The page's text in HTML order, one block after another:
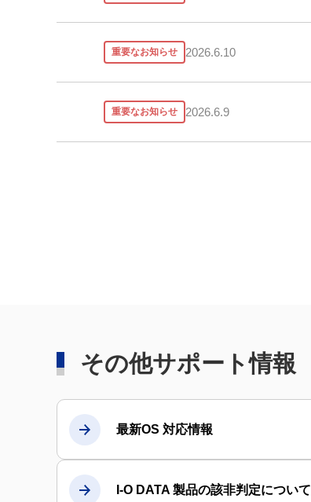
重要なお知らせ 2026.6.10
重要なお知らせ 2026.6.9
その他サポート情報
最新OS 対応情報
I-O DATA 製品の該非判定について